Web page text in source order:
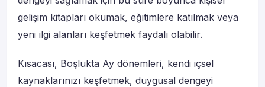
gelişim kitapları okumak, eğitimlere katılmak veya
yeni ilgi alanları keşfetmek faydalı olabilir.
Kısacası, Boşlukta Ay dönemleri, kendi içsel
kaynaklarınızı keşfetmek, duygusal dengeyi